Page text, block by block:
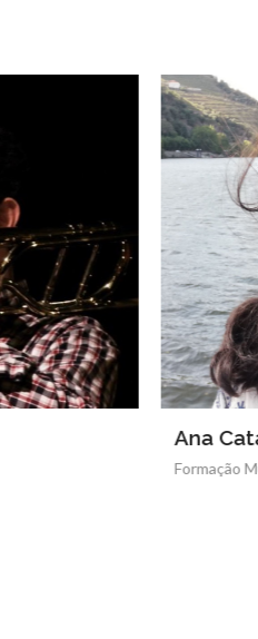
Ana Catarina Silva
Formação Musical, Classe de